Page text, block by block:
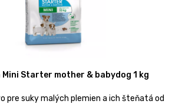
Mini Starter mother & babydog 1 kg
pre suky malých plemien a ich šteňatá od